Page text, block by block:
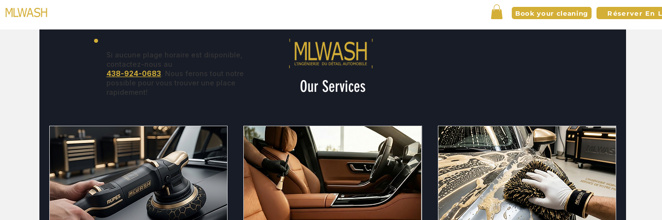
Book your cleaning Réserver En
Our Services
Si aucune plage horaire est disponible,
contactez-nous au
438-924-0683. Nous ferons tout notre
possible pour vous trouver une place
rapidement!